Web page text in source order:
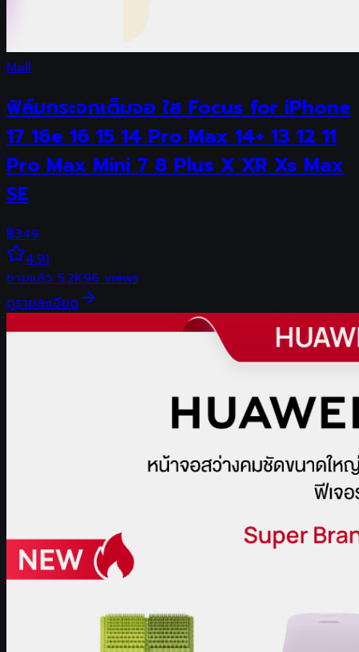
Mall
ฟิล์มกระจกเต็มจอ ใส Focus for iPhone
17 16e 16 15 14 Pro Max 14+ 13 12 11
Pro Max Mini 7 8 Plus X XR Xs Max
SE
฿349
4.91
ขายแล้ว5.2K96views
ดูรายละเอียด